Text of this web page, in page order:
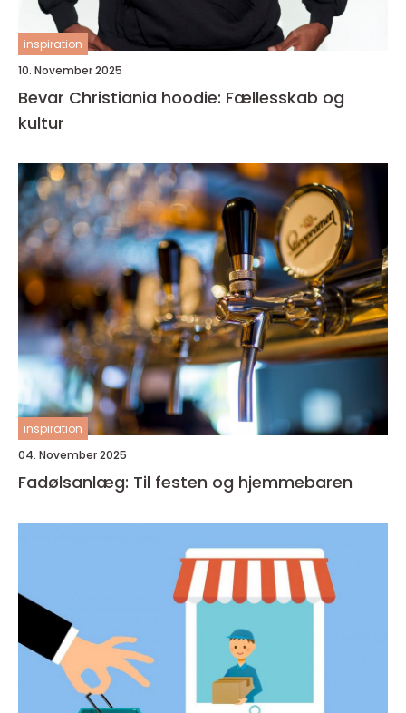
inspiration
10. November 2025
Bevar Christiania hoodie: Fællesskab og
kultur
inspiration
04. November 2025
Fadølsanlæg: Til festen og hjemmebaren